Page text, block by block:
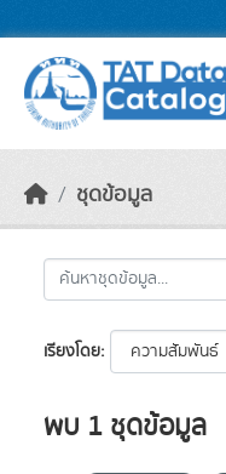
ชุดข้อมูล
เรียงโดย
พบ 1 ชุดข้อมูล